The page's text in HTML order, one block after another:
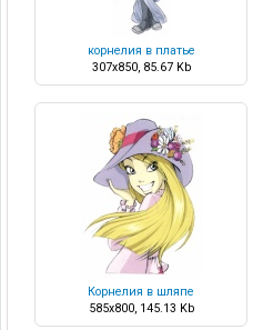
корнелия в платье
307x850, 85.67 Kb
Корнелия в шляпе
585x800, 145.13 Kb